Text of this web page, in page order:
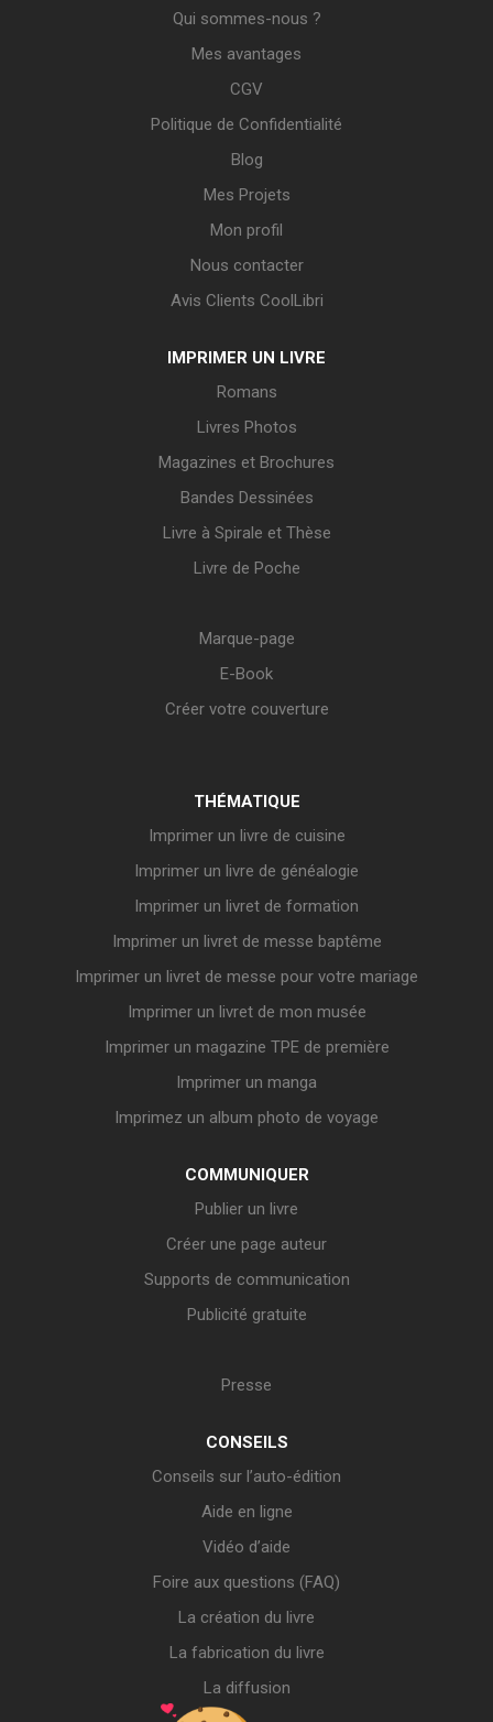
Qui sommes-nous ?
Mes avantages
CGV
Politique de Confidentialité
Blog
Mes Projets
Mon profil
Nous contacter
Avis Clients CoolLibri
IMPRIMER UN LIVRE
Romans
Livres Photos
Magazines et Brochures
Bandes Dessinées
Livre à Spirale et Thèse
Livre de Poche
Marque-page
E-Book
Créer votre couverture
THÉMATIQUE
Imprimer un livre de cuisine
Imprimer un livre de généalogie
Imprimer un livret de formation
Imprimer un livret de messe baptême
Imprimer un livret de messe pour votre mariage
Imprimer un livret de mon musée
Imprimer un magazine TPE de première
Imprimer un manga
Imprimez un album photo de voyage
COMMUNIQUER
Publier un livre
Créer une page auteur
Supports de communication
Publicité gratuite
Presse
CONSEILS
Conseils sur l’auto-édition
Aide en ligne
Vidéo d’aide
Foire aux questions (FAQ)
La création du livre
La fabrication du livre
La diffusion